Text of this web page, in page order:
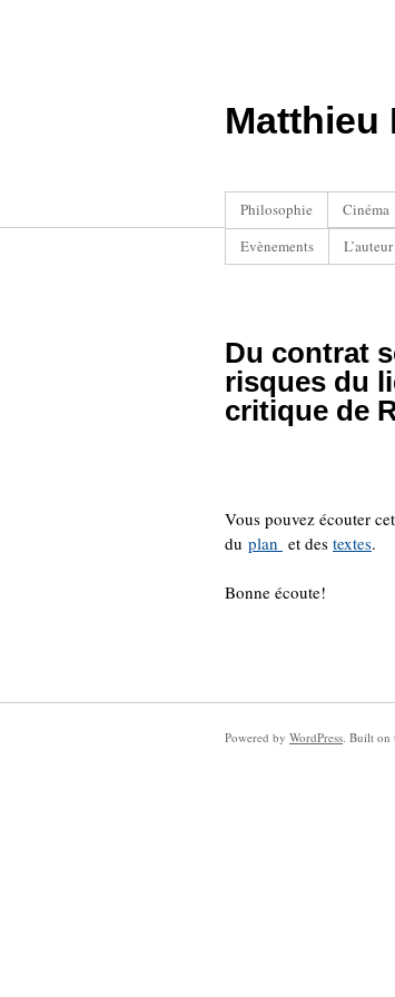
Matthieu
Philosophie Cinéma
Evènements
L’auteur
Du contrat
risques du
critique de
Vous pouvez écouter
du plan et des textes.
Bonne écoute!
Powered by WordPress. Built on